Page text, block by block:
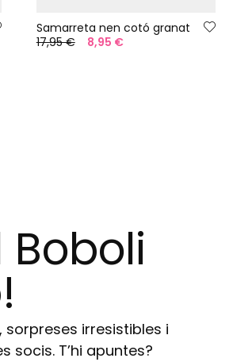
Samarreta nen cotó granat
17,95 €
8,95 €
irresistibles i
socis. T’hi apuntes?